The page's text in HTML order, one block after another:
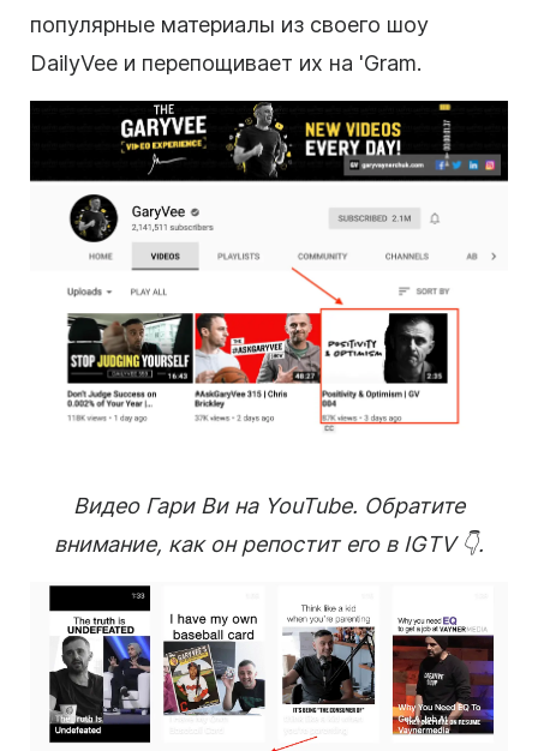
популярные материалы из своего шоу
DailyVee и перепощивает их на 'Gram.
Видео Гари Ви на YouTube. Обратите
внимание, как он репостит его в IGTV 👇.